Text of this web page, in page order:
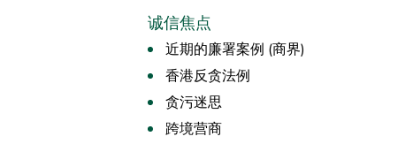
诚信焦点
近期的廉署案例 (商界)
香港反贪法例
贪污迷思
跨境营商